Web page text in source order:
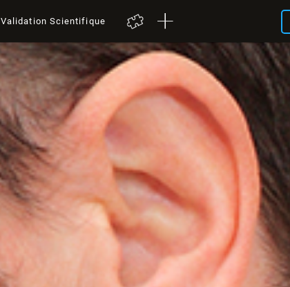
Validation Scientifique